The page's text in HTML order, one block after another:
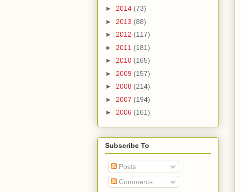
► 2014 (73)
► 2013 (88)
► 2012 (117)
► 2011 (181)
► 2010 (165)
► 2009 (157)
► 2008 (214)
► 2007 (194)
► 2006 (161)
Subscribe To
Posts
Comments